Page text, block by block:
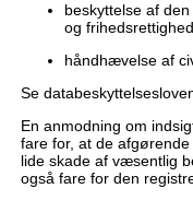
beskyttelse af
og
håndhævelse af
Se
En anmodning om
fare for, at de
lide skade af væsentlig
også fare for den